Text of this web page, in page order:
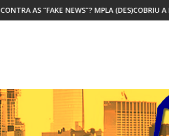
MPLA (DES)COBRIU A PÓLVORAMAIORIA DOS